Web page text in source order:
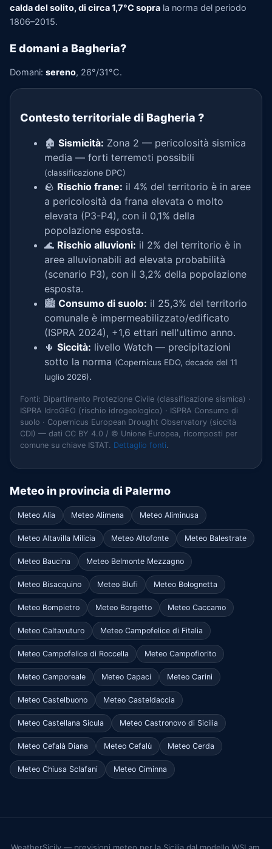
calda del solito, di circa 1,7°C sopra la norma del periodo
1806–2015.
E domani a Bagheria?
Domani: sereno, 26°/31°C.
Contesto territoriale di Bagheria ?
🏚️ Sismicità: Zona 2 — pericolosità sismica
media — forti terremoti possibili
(classificazione DPC)
🪨 Rischio frane: il 4% del territorio è in aree
a pericolosità da frana elevata o molto
elevata (P3-P4), con il 0,1% della
popolazione esposta.
🌊 Rischio alluvioni: il 2% del territorio è in
aree alluvionabili ad elevata probabilità
(scenario P3), con il 3,2% della popolazione
esposta.
🏙️ Consumo di suolo: il 25,3% del territorio
comunale è impermeabilizzato/edificato
(ISPRA 2024), +1,6 ettari nell'ultimo anno.
🌵 Siccità: livello Watch — precipitazioni
sotto la norma (Copernicus EDO, decade del 11
luglio 2026).
Fonti: Dipartimento Protezione Civile (classificazione sismica) ·
ISPRA IdroGEO (rischio idrogeologico) · ISPRA Consumo di
suolo · Copernicus European Drought Observatory (siccità
CDI) — dati CC BY 4.0 / © Unione Europea, ricomposti per
comune su chiave ISTAT. Dettaglio fonti.
Meteo in provincia di Palermo
Meteo Alia Meteo Alimena Meteo Aliminusa
Meteo Altavilla Milicia Meteo Altofonte Meteo Balestrate
Meteo Baucina Meteo Belmonte Mezzagno
Meteo Bisacquino Meteo Blufi Meteo Bolognetta
Meteo Bompietro Meteo Borgetto Meteo Caccamo
Meteo Caltavuturo Meteo Campofelice di Fitalia
Meteo Campofelice di Roccella Meteo Campofiorito
Meteo Camporeale Meteo Capaci Meteo Carini
Meteo Castelbuono Meteo Casteldaccia
Meteo Castellana Sicula Meteo Castronovo di Sicilia
Meteo Cefalà Diana Meteo Cefalù Meteo Cerda
Meteo Chiusa Sclafani Meteo Ciminna
WeatherSicily — previsioni meteo per la Sicilia dal modello WSLam